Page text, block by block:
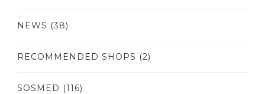
NEWS (38)
RECOMMENDED SHOPS (2)
SOSMED (116)